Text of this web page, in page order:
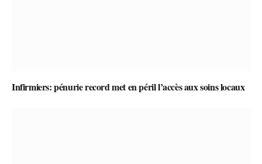
Infirmiers: pénurie record met en péril l’accès aux soins locaux